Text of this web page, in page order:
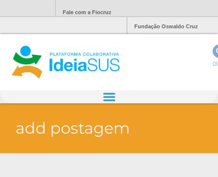
Fale com a Fiocruz
Fundação Oswaldo Cruz
add postagem